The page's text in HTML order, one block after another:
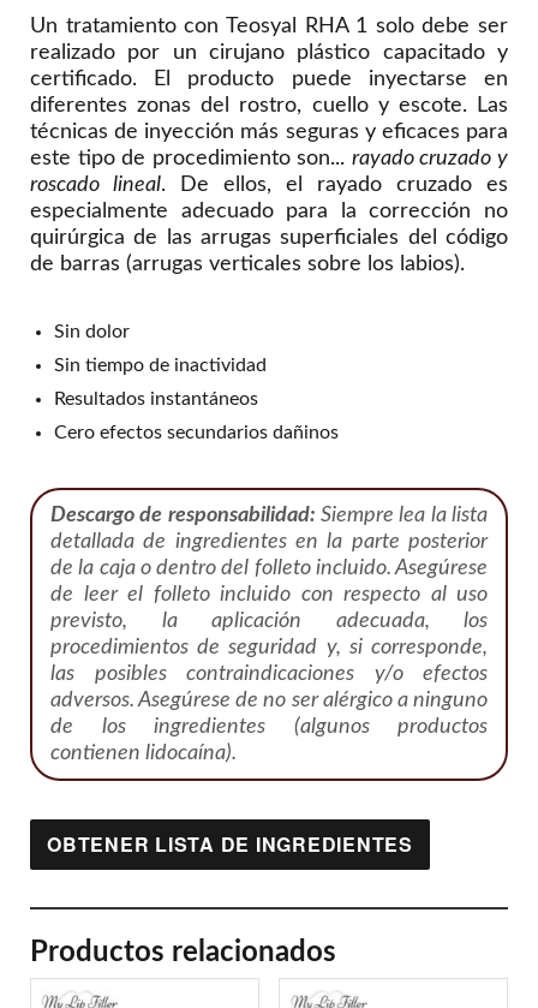
Un tratamiento con Teosyal RHA 1 solo debe ser
realizado por un cirujano plástico capacitado y
certificado. El producto puede inyectarse en
diferentes zonas del rostro, cuello y escote. Las
técnicas de inyección más seguras y eficaces para
este tipo de procedimiento son... rayado cruzado y
roscado lineal. De ellos, el rayado cruzado es
especialmente adecuado para la corrección no
quirúrgica de las arrugas superficiales del código
de barras (arrugas verticales sobre los labios).
Sin dolor
Sin tiempo de inactividad
Resultados instantáneos
Cero efectos secundarios dañinos
Descargo de responsabilidad: Siempre lea la lista
detallada de ingredientes en la parte posterior
de la caja o dentro del folleto incluido. Asegúrese
de leer el folleto incluido con respecto al uso
previsto, la aplicación adecuada, los
procedimientos de seguridad y, si corresponde,
las posibles contraindicaciones y/o efectos
adversos. Asegúrese de no ser alérgico a ninguno
de los ingredientes (algunos productos
contienen lidocaína).
OBTENER LISTA DE INGREDIENTES
Productos relacionados